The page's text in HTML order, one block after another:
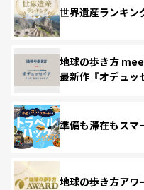
世界遺産ランキン
地球の歩き方
最新作『オデュッ
準備も滞在もス
地球の歩き方アワ